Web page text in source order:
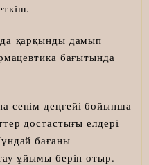
қарқынды дамып
бағытында
сенім деңгейі бойынша
достастығы елдері
бағаны
ұйымы беріп отыр.